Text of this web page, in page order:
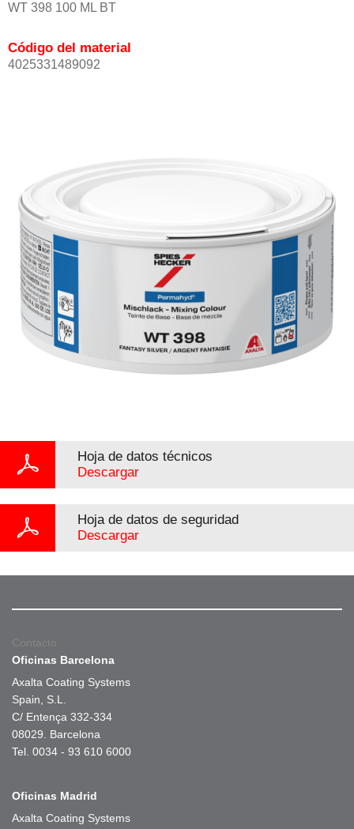
WT 398 100 ML BT
Código del material
4025331489092
Hoja de datos técnicos
Descargar
Hoja de datos de seguridad
Descargar
Contacto
Oficinas Barcelona
Axalta Coating Systems
Spain, S.L.
C/ Entença 332-334
08029. Barcelona
Tel. 0034 - 93 610 6000
Oficinas Madrid
Axalta Coating Systems